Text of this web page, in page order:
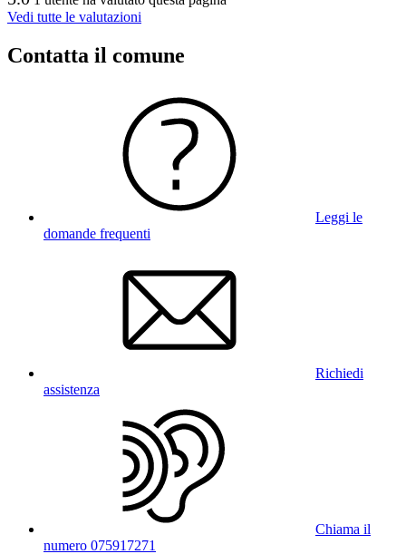
Vedi tutte le valutazioni
Contatta il comune
Leggi le
domande frequenti
Richiedi
assistenza
Chiama il
numero 075917271